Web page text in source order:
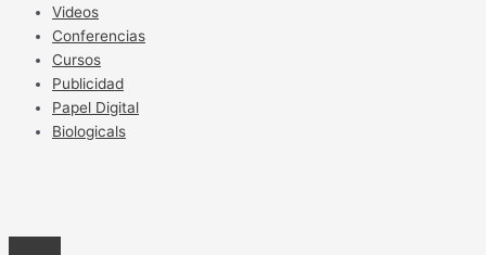
Videos
Conferencias
Cursos
Publicidad
Papel Digital
Biologicals